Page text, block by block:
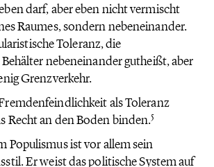
darf, aber eben nicht vermischt
Raumes, sondern nebeneinander.
Toleranz, die
nebeneinander gutheißt, aber
Grenzverkehr.
als Toleranz
Recht an den Boden binden.5
Populismus ist vor allem sein
Er weist das politische System auf